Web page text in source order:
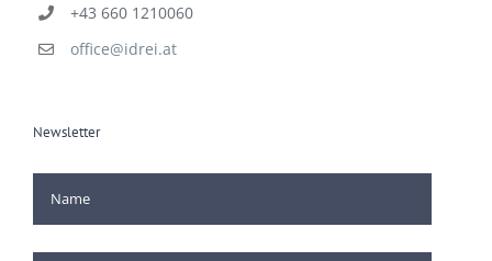
+43 660 1210060
office@idrei.at
Newsletter